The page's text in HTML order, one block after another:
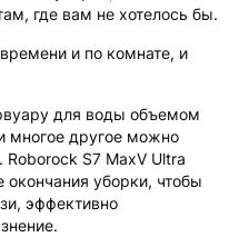
где вам не хотелось бы.
и по комнате, и
для воды объемом
многое другое можно
Roborock S7 MaxV Ultra
уборки, чтобы
эффективно